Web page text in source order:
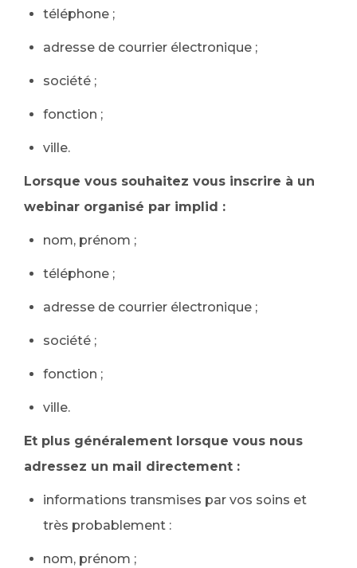
téléphone ;
adresse de courrier électronique ;
société ;
fonction ;
ville.
Lorsque vous souhaitez vous inscrire à un
webinar organisé par implid :
nom, prénom ;
téléphone ;
adresse de courrier électronique ;
société ;
fonction ;
ville.
Et plus généralement lorsque vous nous
adressez un mail directement :
informations transmises par vos soins et
très probablement :
nom, prénom ;